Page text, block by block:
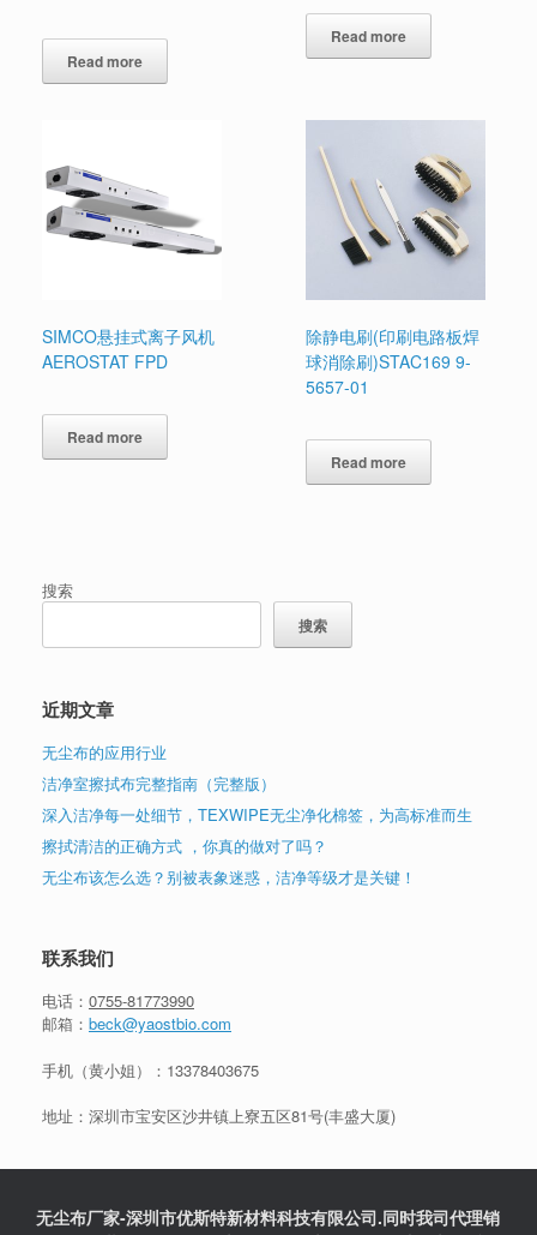
Read more
Read more
SIMCO悬挂式离子风机
AEROSTAT FPD
Read more
除静电刷(印刷电路板焊
球消除刷)STAC169 9-
5657-01
Read more
搜索
搜索
近期文章
无尘布的应用行业
洁净室擦拭布完整指南（完整版）
深入洁净每一处细节，TEXWIPE无尘净化棉签，为高标准而生
擦拭清洁的正确方式 ，你真的做对了吗？
无尘布该怎么选？别被表象迷惑，洁净等级才是关键！
联系我们
电话： 0755-81773990
邮箱： beck@yaostbio.com
手机（黄小姐）： 13378403675
地址：深圳市宝安区沙井镇上寮五区81号(丰盛大厦)
无尘布厂家-深圳市优斯特新材料科技有限公司.同时我司代理销